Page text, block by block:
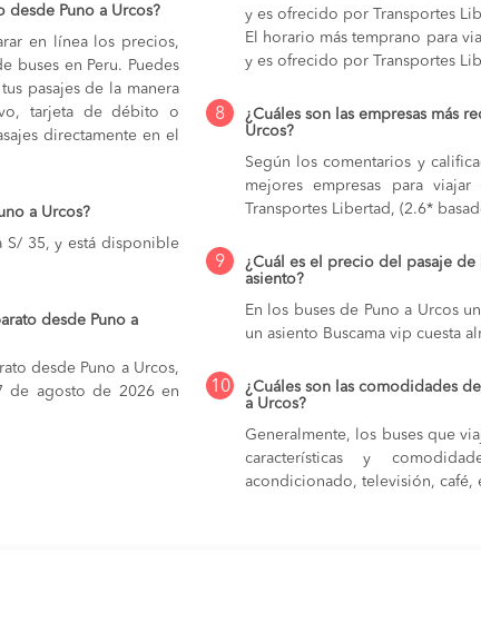
desde Puno a Urcos?
en línea los precios,
buses en Peru. Puedes
pasajes de la manera
tarjeta de débito o
directamente en el
a Urcos?
S/ 35, y está disponible
desde Puno a
desde Puno a Urcos,
de agosto de 2026 en
y es ofrecido por Transportes
El horario más temprano para
y es ofrecido por Transportes
8
¿Cuáles son las empresas más
Urcos?
Según los comentarios y
mejores empresas para
Transportes Libertad, (2.6*
9
¿Cuál es el precio del pasaje
asiento?
En los buses de Puno a Urcos
un asiento Buscama vip cuesta
10
¿Cuáles son las comodidades
a Urcos?
Generalmente, los buses que
características y
acondicionado, televisión, café,